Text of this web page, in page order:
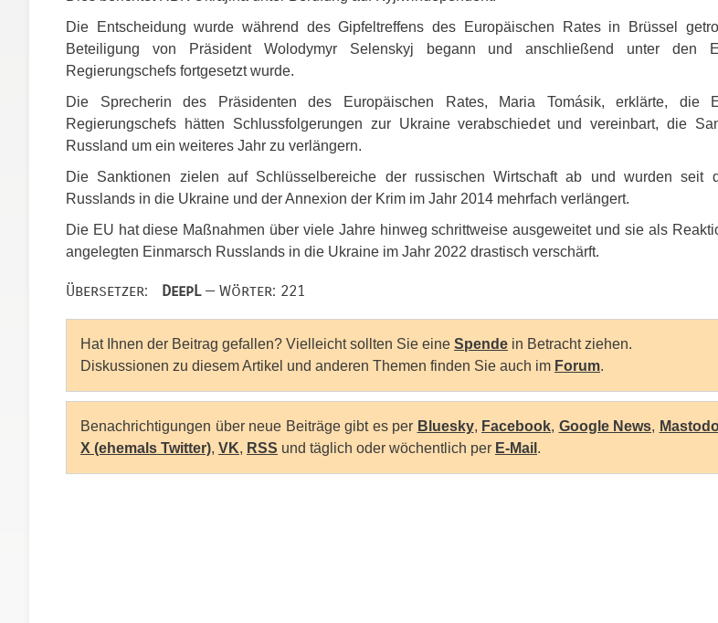
Die Entscheidung wurde während des Gipfeltreffens des Europäischen Rates in Brüssel
Beteiligung von Präsident Wolodymyr Selenskyj begann und anschließend unter den
Regierungschefs fortgesetzt wurde.
Die Sprecherin des Präsidenten des Europäischen Rates, Maria Tomásik, erklärte, die
Regierungschefs hätten Schlussfolgerungen zur Ukraine verabschiedet und vereinbart, die
Russland um ein weiteres Jahr zu verlängern.
Die Sanktionen zielen auf Schlüsselbereiche der russischen Wirtschaft ab und wurden seit
Russlands in die Ukraine und der Annexion der Krim im Jahr 2014 mehrfach verlängert.
Die EU hat diese Maßnahmen über viele Jahre hinweg schrittweise ausgeweitet und sie als
angelegten Einmarsch Russlands in die Ukraine im Jahr 2022 drastisch verschärft.
Übersetzer: DeepL— Wörter: 221
Hat Ihnen der Beitrag gefallen? Vielleicht sollten Sie eine Spende in Betracht ziehen.
Diskussionen zu diesem Artikel und anderen Themen finden Sie auch im Forum.
Benachrichtigungen über neue Beiträge gibt es per Bluesky, Facebook, Google News,
X (ehemals Twitter), VK, RSS und täglich oder wöchentlich per E-Mail .